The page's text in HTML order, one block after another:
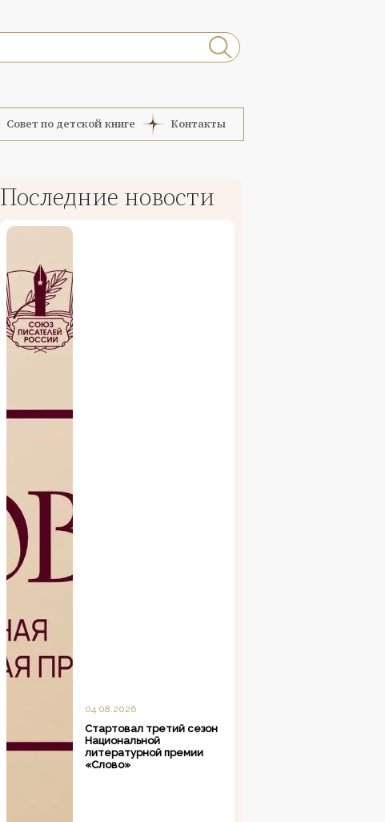
Совет по детской книге Контакты
Последние новости
04.08.2026
Стартовал третий сезон
Национальной
литературной премии
«Слово»